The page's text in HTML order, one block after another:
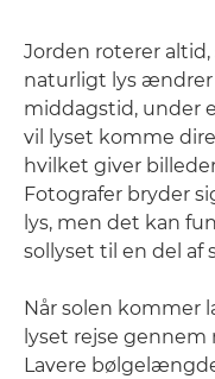
Jorden roterer
naturligt lys ændrer
middagstid, under
vil lyset komme
hvilket giver
Fotografer bryder
lys, men det kan
sollyset til en del af
Når solen kommer
lyset rejse
Lavere